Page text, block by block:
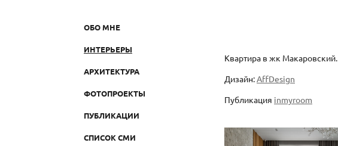
ОБО МНЕ
ИНТЕРЬЕРЫ
АРХИТЕКТУРА
ФОТОПРОЕКТЫ
ПУБЛИКАЦИИ
СПИСОК СМИ
Квартира в жк Макаровский.
Дизайн:AffDesign
Публикация inmyroom